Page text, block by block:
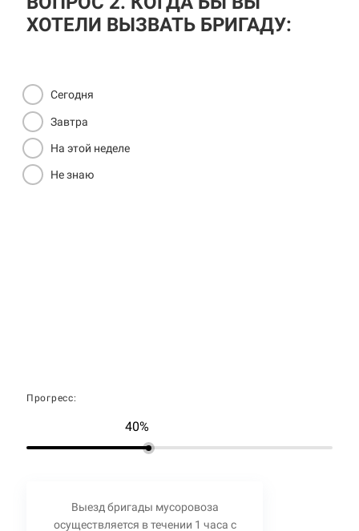
ХОТЕЛИ ВЫЗВАТЬ БРИГАДУ:
Сегодня
Завтра
На этой неделе
Не знаю
Прогресс:
40%
Выезд бригады мусоровоза
осуществляется в течении 1 часа с